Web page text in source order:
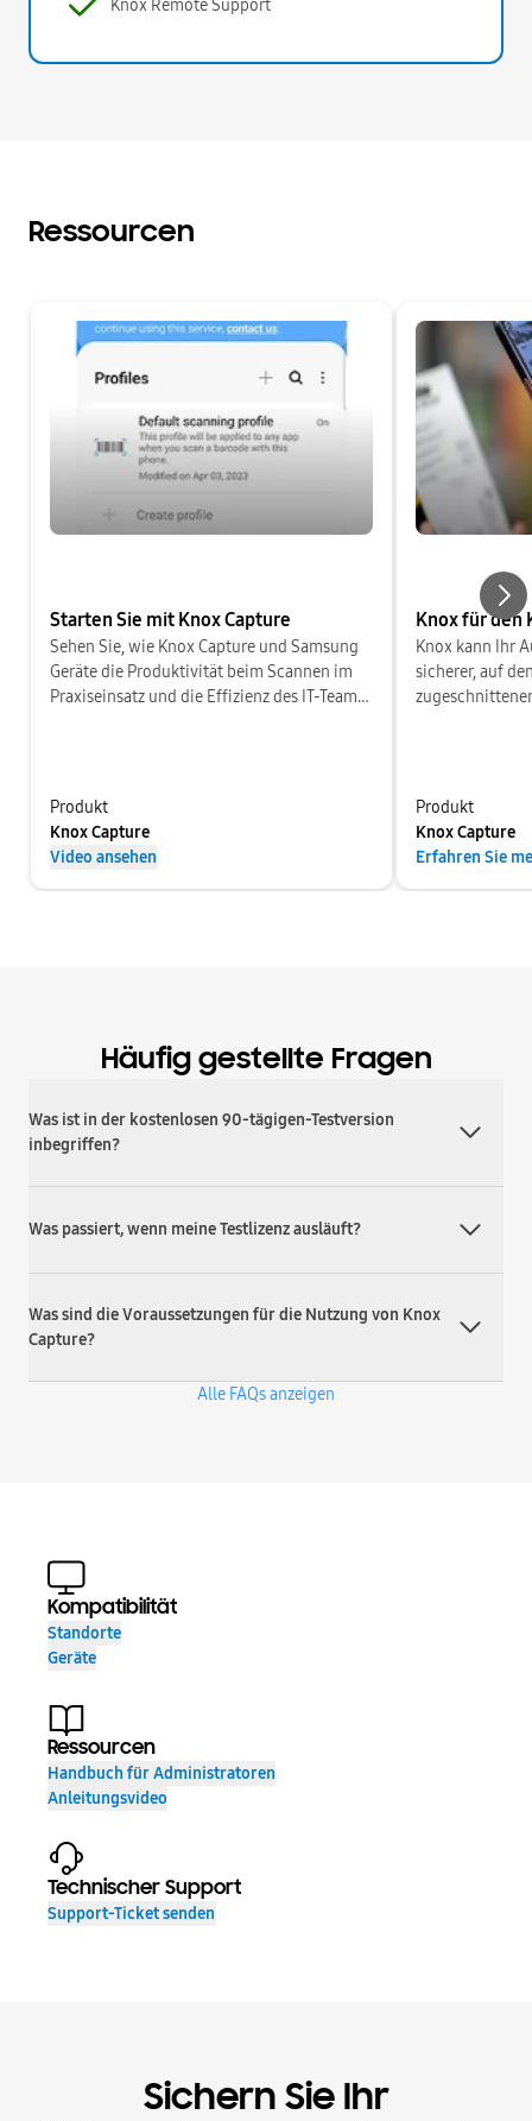
Knox Remote Support
Ressourcen
Starten Sie mit Knox Capture
Sehen Sie, wie Knox Capture und Samsung
Geräte die Produktivität beim Scannen im
Praxiseinsatz und die Effizienz des IT-Teams
Produkt
Knox Capture
Video ansehen
Knox für den
Knox kann Ihr
sicherer, auf
Produkt
Knox Capture
Erfahren Sie
Häufig gestellte Fragen
Was ist in der kostenlosen 90-tägigen-Testversion
inbegriffen?
Was passiert, wenn meine Testlizenz ausläuft?
Was sind die Voraussetzungen für die Nutzung von Knox
Capture?
Alle FAQs anzeigen
Kompatibilität
Standorte
Geräte
Ressourcen
Handbuch für Administratoren
Anleitungsvideo
Technischer Support
Support-Ticket senden
Sichern Sie Ihr